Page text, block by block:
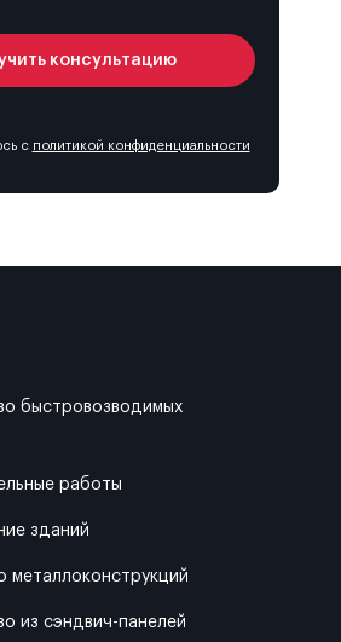
консультацию
с политикой конфиденциальности
быстровозводимых
работы
зданий
металлоконструкций
из сэндвич-панелей